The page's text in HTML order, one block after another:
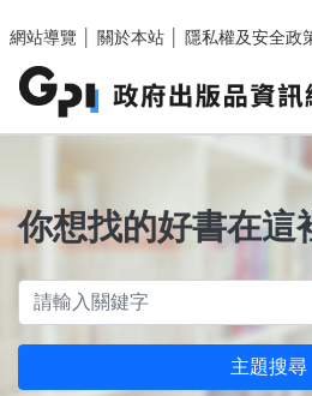
網站導覽
關於本站 隱私權及安全政
你想找的好書在這
主題搜尋